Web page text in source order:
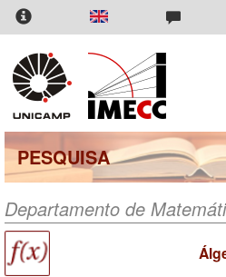
Pular
para
conteúdo
principal
PESQUISA
Departamento de